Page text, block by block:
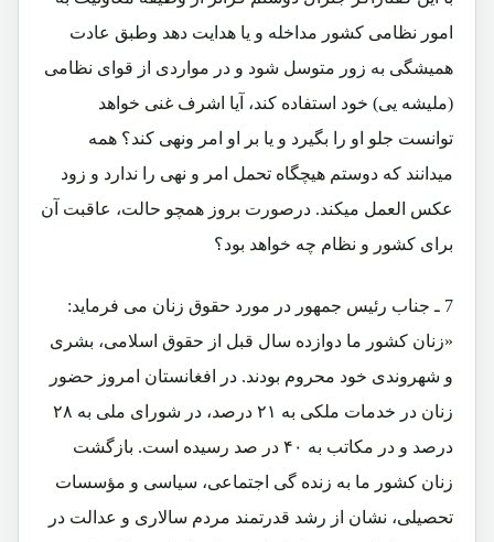
امور نظامی کشور مداخله و یا هدایت دهد وطبق عادت
همیشگی به زور متوسل شود و در مواردی از قوای نظامی
(ملیشه یی) خود استفاده کند، آیا اشرف غنی خواهد
توانست جلو او را بگیرد و یا بر او امر ونهی کند؟ همه
میدانند که دوستم هیچگاه تحمل امر و نهی را ندارد و زود
عکس العمل میکند. درصورت بروز همچو حالت، عاقبت آن
برای کشور و نظام چه خواهد بود؟
7 ـ
جناب رئیس جمهور در مورد حقوق زنان می فرماید:
«زنان كشور ما دوازده سال قبل از حقوق اسلامى، بشرى
و شهروندى خود محروم بودند. در افغانستان امروز حضور
زنان در خدمات ملكى به ۲۱ درصد، در شوراى ملى به ۲۸
درصد و در مكاتب به ۴۰ در صد رسيده است. بازگشت
زنان كشور ما به زنده گى اجتماعى، سياسى و مؤسسات
تحصيلى، نشان از رشد قدرتمند مردم سالارى و عدالت در